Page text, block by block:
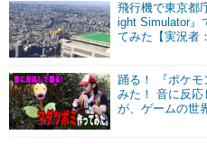
飛行機で東京都
ight Simulator』
てみた【実況者
踊る！ 『ポケモ
みた！ 音に反
が、ゲームの世